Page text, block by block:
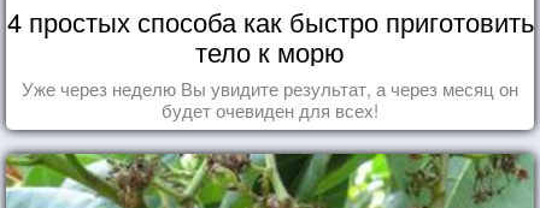
4 простых способа как быстро приготовить
тело к морю
Уже через неделю Вы увидите результат, а через месяц он
будет очевиден для всех!